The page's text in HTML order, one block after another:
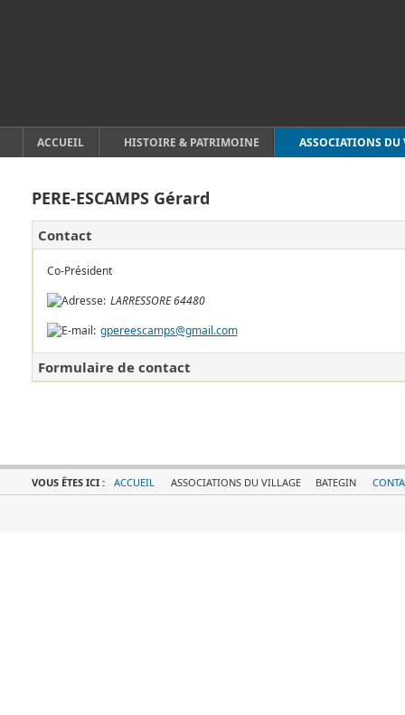
ACCUEIL HISTOIRE & PATRIMOINE ASSOCIATIONS DU
PERE-ESCAMPS Gérard
Contact
Co-Président
LARRESSORE64480
gpereescamps@gmail.com
Formulaire de contact
VOUS ÊTES ICI : ACCUEIL ASSOCIATIONS DU VILLAGE BATEGIN